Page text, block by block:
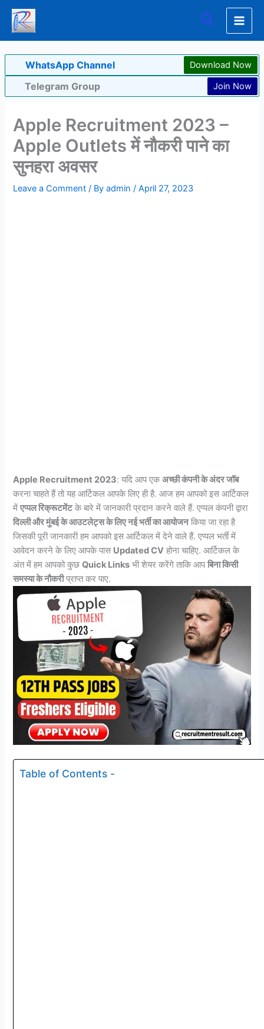
Skip
content
Search
WhatsApp Channel Download Now
Telegram Group Join Now
Apple Recruitment 2023 –
Apple Outlets में नौकरी पाने का
सुनहरा अवसर
Leave a Comment / Byadmin/April 27, 2023
Apple Recruitment 2023: यदि आप एकअच्छी कंपनी के अंदर जॉब
करना चाहते हैं तो यह आर्टिकल आपके लिए ही है. आज हम आपको इस आर्टिकल
मेंएप्पल रिक्रूटमेंटके बारे में जानकारी प्रदान करने वाले हैं. एप्पल कंपनी द्वारा
दिल्ली और मुंबई के आउटलेट्स के लिए नई भर्ती का आयोजनकिया जा रहा है
जिसकी पूरी जानकारी हम आपको इस आर्टिकल में देने वाले हैं. एप्पल भर्ती में
आवेदन करने के लिए आपके पास Updated CV होना चाहिए. आर्टिकल के
अंत में हम आपको कुछQuick Links भी शेयर करेंगे ताकि आपबिना किसी
समस्या के नौकरीप्राप्त कर पाए.
Table of Contents -